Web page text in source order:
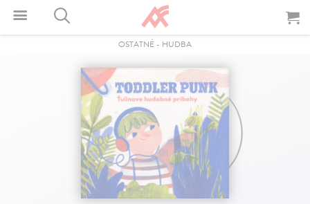
OSTATNÉ - HUDBA